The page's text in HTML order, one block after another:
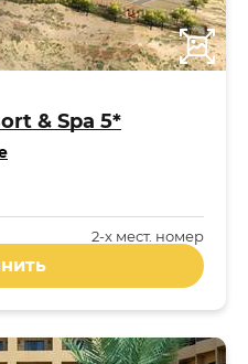
& Spa 5*
2-x мест. номер